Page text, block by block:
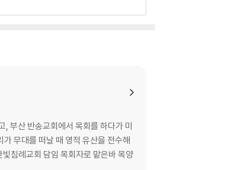
부산 반송교회에서 목회를 하다가 미
무대를 떠날 때 영적 유산을 전수해
침례교회 담임 목회자로 맡은바 목양